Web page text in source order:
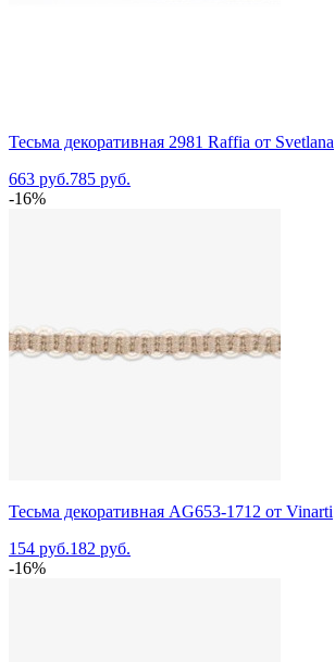
Тесьма декоративная 2981 Raffia от Svetlana
663 руб.785 руб.
-16%
Тесьма декоративная AG653-1712 от Vinarti
154 руб.182 руб.
-16%